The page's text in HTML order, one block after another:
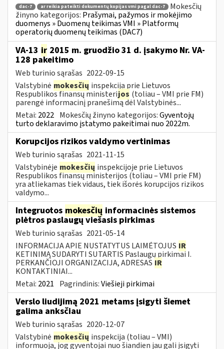
dac-7 ar reikia pateikti dokumentų kopijas vmi pagal dac-7
Mokesčių
žinyno kategorijos: Prašymai, pažymos ir mokėjimo
duomenys » Duomenų teikimas VMI » Platformų
operatorių duomenų teikimas (DAC7)
VA-13 ir 2015 m. gruodžio 31 d. įsakymo Nr. VA-
128 pakeitimo
Web turinio sąrašas 2022-09-15
Valstybinė mokesčių inspekcija prie Lietuvos
Respublikos finansų ministerijos (toliau – VMI prie FM)
parengė informacinį pranešimą dėl Valstybinės...
Metai: 2022 Mokesčių žinyno kategorijos:Gyventojų
turto deklaravimo įstatymo pakeitimai nuo 2022m.
Korupcijos rizikos valdymo vertinimas
Web turinio sąrašas 2021-11-15
Valstybinėje mokesčių inspekcijoje prie Lietuvos
Respublikos finansų ministerijos (toliau – VMI prie FM)
yra atliekamas tiek vidaus, tiek išorės korupcijos rizikos
valdymo...
Integruotos mokesčių informacinės sistemos
plėtros paslaugų viešasis pirkimas
Web turinio sąrašas 2021-05-14
INFORMACIJA APIE NUSTATYTUS LAIMĖTOJUS IR
KETINIMĄ SUDARYTI SUTARTIS Paslaugų pirkimai I.
PERKANČIOJI ORGANIZACIJA, ADRESAS IR
KONTAKTINIAI...
Metai: 2021 Pagrindinis:Viešieji pirkimai
Verslo liudijimą 2021 metams įsigyti šiemet
galima anksčiau
Web turinio sąrašas 2020-12-07
Valstybinė mokesčių inspekcija (toliau – VMI)
informuoja, jog gyventojai nuo šiandien jau gali įsigyti